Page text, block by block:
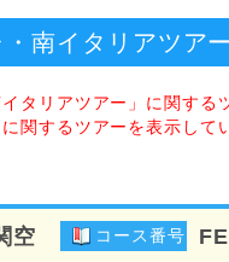
・南イタリアツア
イタリアツアー」に関する
に関するツアーを表示して
空 コース番号